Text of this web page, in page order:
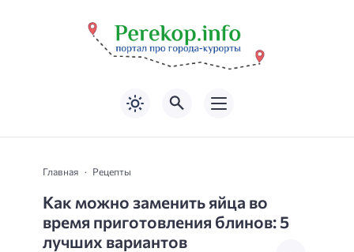
Главная Рецепты
Как можно заменить яйца во
время приготовления блинов: 5
лучших вариантов